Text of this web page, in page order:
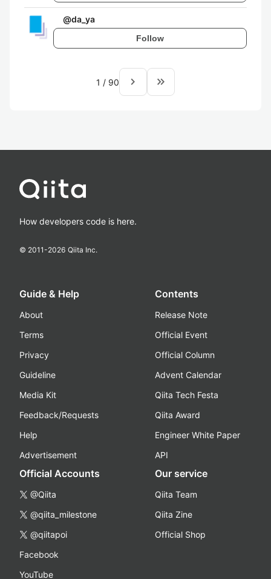
@da_ya
Follow
1 / 90 navigate_next keyboard_double_arrow_right
How developers code is here.
© 2011-2026 Qiita Inc.
Guide & Help
About
Terms
Privacy
Guideline
Media Kit
Feedback/Requests
Help
Advertisement
Contents
Release Note
Official Event
Official Column
Advent Calendar
Qiita Tech Festa
Qiita Award
Engineer White Paper
API
Official Accounts
@Qiita
@qiita_milestone
@qiitapoi
Facebook
YouTube
Our service
Qiita Team
Qiita Zine
Official Shop